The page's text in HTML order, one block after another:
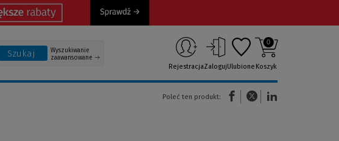
Szukaj
Wyszukiwanie
zaawansowane
RejestracjaZalogujUlubione
0
Koszyk
Poleć ten produkt:
(Nowe okno)(Link do innej strony)